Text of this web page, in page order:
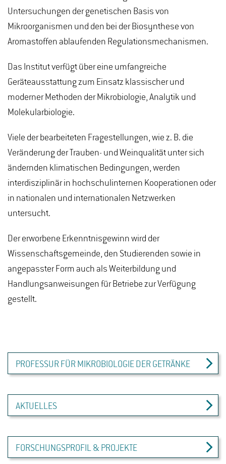
Untersuchungen der genetischen Basis von
Mikroorganismen und den bei der Biosynthese von
Aromastoffen ablaufenden Regulationsmechanismen.
Das Institut verfügt über eine umfangreiche
Geräteausstattung zum Einsatz klassischer und
moderner Methoden der Mikrobiologie, Analytik und
Molekularbiologie.
Viele der bearbeiteten Fragestellungen, wie z. B. die
Veränderung der Trauben- und Weinqualität unter sich
ändernden klimatischen Bedingungen, werden
interdisziplinär in hochschulinternen Kooperationen oder
in nationalen und internationalen Netzwerken
untersucht.
Der erworbene Erkenntnisgewinn wird der
Wissenschaftsgemeinde, den Studierenden sowie in
angepasster Form auch als Weiterbildung und
Handlungsanweisungen für Betriebe zur Verfügung
gestellt.
PROFESSUR FÜR MIKROBIOLOGIE DER GETRÄNKE
AKTUELLES
FORSCHUNGSPROFIL & PROJEKTE